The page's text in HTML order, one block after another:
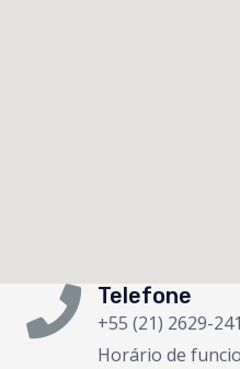
Telefone
+55 (21) 2629-
Horário de